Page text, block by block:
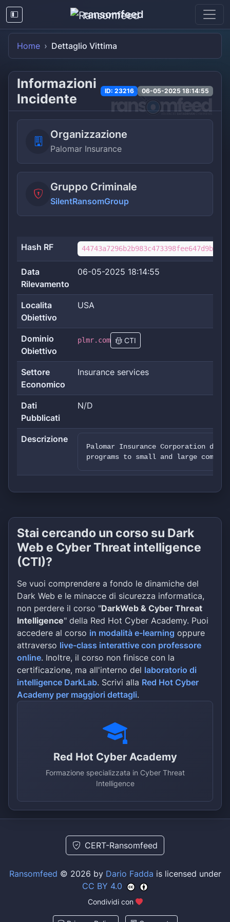
ransomfeed
Home Dettaglio Vittima
Informazioni
Incidente
ID: 23216 06-05-2025 18:14:55
Organizzazione
Palomar Insurance
Gruppo Criminale
SilentRansomGroup
Hash RF
Data
Rilevamento
06-05-2025 18:14:55
Localita
Obiettivo
USA
Dominio
Obiettivo
plmr.com CTI
Settore
Economico
Insurance services
Dati
Pubblicati
N/D
Descrizione
Palomar Insurance Corporation
programs to small and large
Stai cercando un corso su Dark
Web e Cyber Threat intelligence
(CTI)?
Se vuoi comprendere a fondo le dinamiche del
Dark Web e le minacce di sicurezza informatica,
non perdere il corso "DarkWeb & Cyber Threat
Intelligence" della Red Hot Cyber Academy. Puoi
accedere al corso in modalità e-learning oppure
attraverso live-class interattive con professore
online. Inoltre, il corso non finisce con la
certificazione, ma all'interno del laboratorio di
intelligence DarkLab. Scrivi alla Red Hot Cyber
Academy per maggiori dettagli.
Red Hot Cyber Academy
Formazione specializzata in Cyber Threat
Intelligence
CERT-Ransomfeed
Ransomfeed © 2026 by Dario Fadda is licensed under
CC BY 4.0
Condividi con